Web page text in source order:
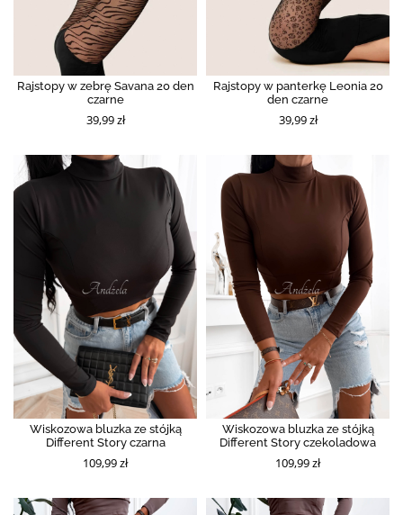
Rajstopy w zebrę Savana 20 den
czarne
39,99 zł
Rajstopy w panterkę Leonia 20
den czarne
39,99 zł
Wiskozowa bluzka ze stójką
Different Story czarna
109,99 zł
Wiskozowa bluzka ze stójką
Different Story czekoladowa
109,99 zł